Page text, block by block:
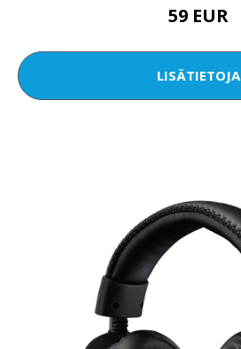
59 EUR
LISÄTIETOJA